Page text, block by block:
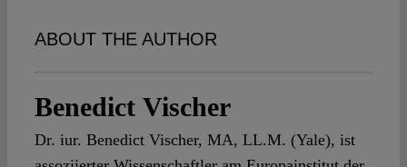
Spotlight
ABOUT THE AUTHOR
Benedict Vischer
Dr. iur. Benedict Vischer, MA, LL.M. (Yale), ist